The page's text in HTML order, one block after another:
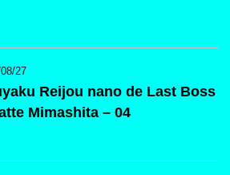
27
Reijou nano de Last Boss
Mimashita – 04